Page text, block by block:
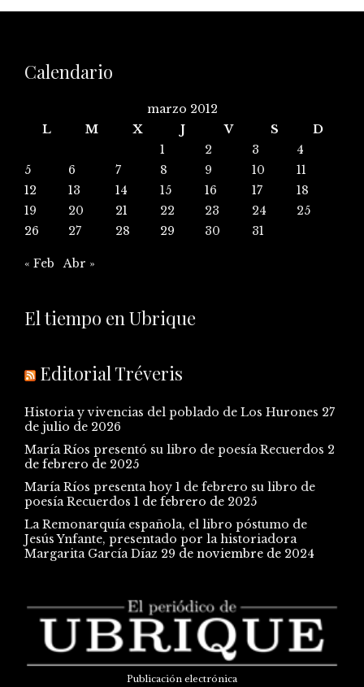
Calendario
marzo 2012
L
M X J V S
D
1
2 3
4
5
6 7 8 9 10
11
12
13 14 15 16 17
18
19
20 21 22 23 24
25
26
27 28 29 30 31
« Feb Abr »
El tiempo en Ubrique
Editorial Tréveris
Historia y vivencias del poblado de Los Hurones 27
de julio de 2026
María Ríos presentó su libro de poesía Recuerdos 2
de febrero de 2025
María Ríos presenta hoy 1 de febrero su libro de
poesía Recuerdos 1 de febrero de 2025
La Remonarquía española, el libro póstumo de
Jesús Ynfante, presentado por la historiadora
Margarita García Díaz 29 de noviembre de 2024
Publicación electrónica